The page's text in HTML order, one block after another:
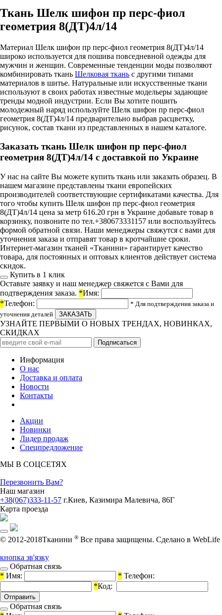
Ткань Шелк шифон пр перс-фиол
геометрия 8(ДТ)4л/14
Материал Шелк шифон пр перс-фиол геометрия 8(ДТ)4л/14
широко используется для пошива повседневной одежды для
мужчин и женщин. Современные тенденции моды позволяют
комбинировать ткань Шелковая ткань с другими типами
материалов в шитье. Натуральные или искусственные ткани
используют в своих работах известные модельеры задающие
тренды модной индустрии. Если Вы хотите пошить
молодежный наряд используйте Шелк шифон пр перс-фиол
геометрия 8(ДТ)4л/14 предварительно выбрав расцветку,
рисунок, состав ткани из представленных в нашем каталоге.
Заказать ткань Шелк шифон пр перс-фиол
геометрия 8(ДТ)4л/14 с доставкой по Украине
У нас на сайте Вы можете купить ткань или заказать образец. В
нашем магазине представлены ткани европейских
производителей соответствующие сертификатами качества. Для
того чтобы купить Шелк шифон пр перс-фиол геометрия
8(ДТ)4л/14 цена за метр 616.20 грн в Украине добавьте товар в
корзинку, позвоните по тел.+380673331157 или воспользуйтесь
формой обратной связи. Наши менеджеры свяжутся с вами для
уточнения заказа и отправят товар в кротчайшие сроки.
Интернет-магазин тканей «Тканини» гарантирует качество
товара, для постоянных и оптовых клиентов действует система
скидок.
Купить в 1 клик
Оставьте заявку и наш менеджер свяжется с Вами для
подтверждения заказа. *Имя:
*Телефон:
* Для подтверждения заказа и
уточнения деталей
УЗНАЙТЕ ПЕРВЫМИ О НОВЫХ ТРЕНДАХ, НОВИНКАХ,
СКИДКАХ
Информация
О нас
Доставка и оплата
Новости
Контакты
Акции
Новинки
Лидер продаж
Спецпредложение
МЫ В СОЦСЕТЯХ
Перезвонить Вам?
Наш магазин
+38(067)333-11-57 г.Киев, Казимира Малевича, 86Г
Карта проезда
© 2012-2018Тканини ® Все права защищены. Cделано в WebLife
кнопка зв'язку
Обратная связь
* Имя: * Телефон:
*Код:
Обратная связь